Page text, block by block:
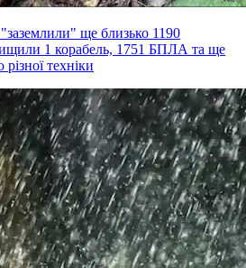
ще близько 1190
1 корабель, 1751 БПЛА та ще
техніки